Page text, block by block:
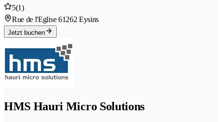
5(1)
Rue de l'Eglise 61262 Eysins
Jetzt buchen
HMS Hauri Micro Solutions